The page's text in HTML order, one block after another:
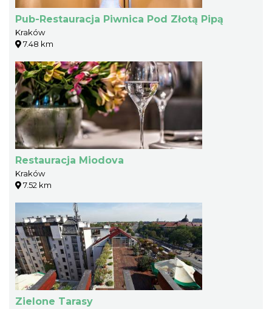
Pub-Restauracja Piwnica Pod Złotą Pipą
Kraków
7.48 km
Restauracja Miodova
Kraków
7.52 km
Zielone Tarasy